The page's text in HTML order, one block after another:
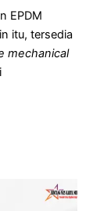
EPDM
itu, tersedia
mechanical